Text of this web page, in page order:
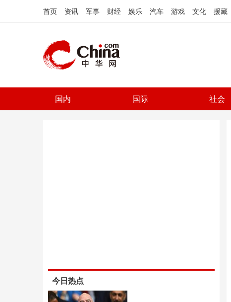
首页 资讯 军事 财经 娱乐 汽车 游戏 文化 援藏
国内 国际 社会
今日热点